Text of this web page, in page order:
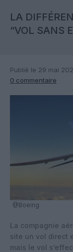
LA
“VOL SANS
Publié le 29 mai
0 commentaire
@Boeing
La compagnie
site un vol direct
mais le vol